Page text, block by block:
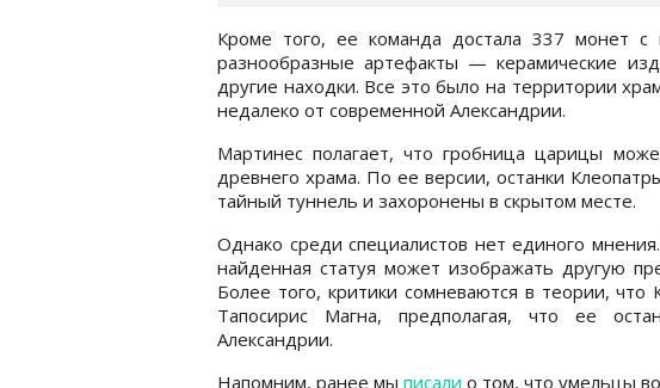
Кроме того, ее команда достала 337 монет с
разнообразные артефакты — керамические
другие находки. Все это было на территории
недалеко от современной Александрии.
Мартинес полагает, что гробница царицы
древнего храма. По ее версии, останки
тайный туннель и захоронены в скрытом месте.
Однако среди специалистов нет единого
найденная статуя может изображать другую
Более того, критики сомневаются в теории,
Тапосирис Магна, предполагая, что ее
Александрии.
Напомним, ранее мы писали о том, что умельцы